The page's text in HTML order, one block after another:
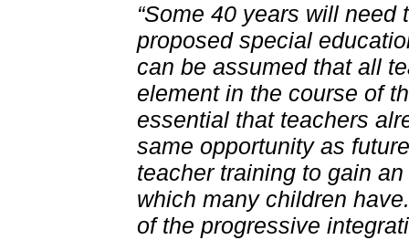
“Some 40 years will
proposed special
can be assumed that all
element in the course of
essential that teachers
same opportunity as
teacher training to gain
which many children
of the progressive